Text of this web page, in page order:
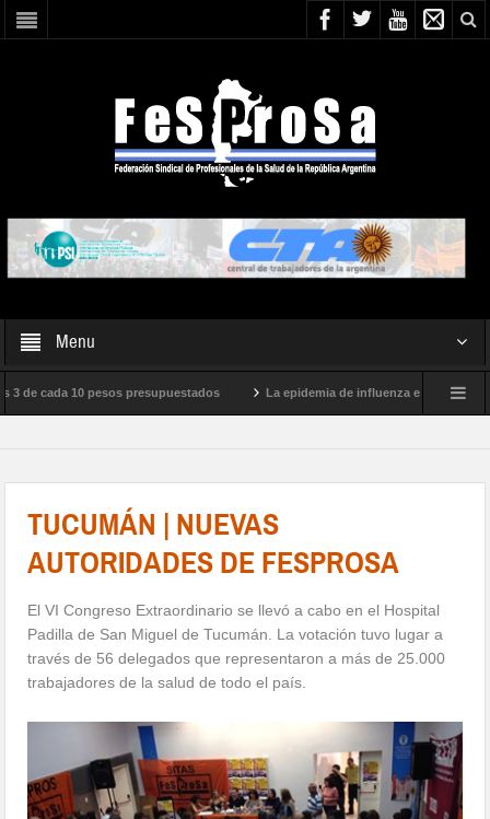
Menu
cada 10 pesos presupuestados La epidemia de influenza está llegando a
TUCUMÁN | NUEVAS
AUTORIDADES DE FESPROSA
El VI Congreso Extraordinario se llevó a cabo en el Hospital
Padilla de San Miguel de Tucumán. La votación tuvo lugar a
través de 56 delegados que representaron a más de 25.000
trabajadores de la salud de todo el país.